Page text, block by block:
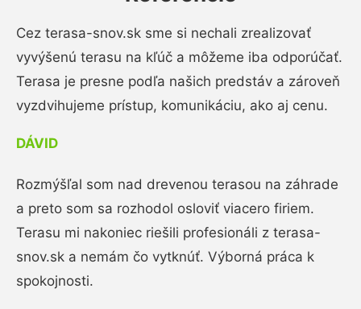
Cez terasa-snov.sk sme si nechali zrealizovať
vyvýšenú terasu na kľúč a môžeme iba odporúčať.
Terasa je presne podľa našich predstáv a zároveň
vyzdvihujeme prístup, komunikáciu, ako aj cenu.
DÁVID
Rozmýšľal som nad drevenou terasou na záhrade
a preto som sa rozhodol osloviť viacero firiem.
Terasu mi nakoniec riešili profesionáli z terasa-
snov.sk a nemám čo vytknúť. Výborná práca k
spokojnosti.